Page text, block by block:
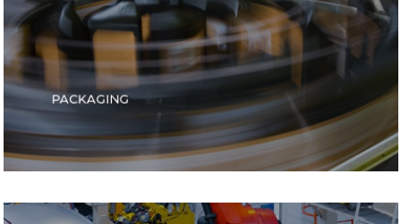
PACKAGING